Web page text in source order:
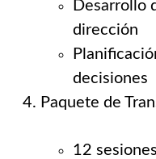
Desarrollo
dirección
decisiones
Paquete de
12